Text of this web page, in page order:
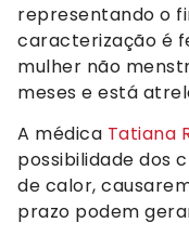
representando o
caracterização é
mulher não
meses e está
A médica Tatiana
possibilidade dos
de calor,
prazo podem